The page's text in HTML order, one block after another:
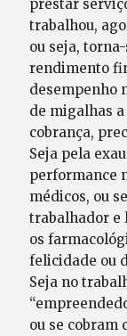
prestar
trabalhou,
ou seja,
rendimento
desempenho
de migalhas
cobrança,
Seja pela
performance
médicos, ou
trabalhador e
os
felicidade ou
Seja no
ou se cobram